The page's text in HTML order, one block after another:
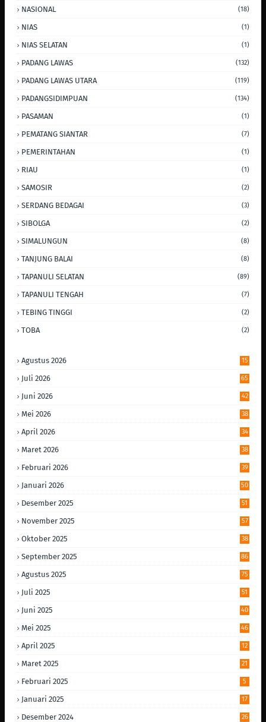
NASIONAL (18)
NIAS (1)
NIAS SELATAN (1)
PADANG LAWAS (132)
PADANG LAWAS UTARA (119)
PADANGSIDIMPUAN (134)
PASAMAN (1)
PEMATANG SIANTAR (7)
PEMERINTAHAN (1)
RIAU (1)
SAMOSIR (2)
SERDANG BEDAGAI (3)
SIBOLGA (2)
SIMALUNGUN (8)
TANJUNG BALAI (8)
TAPANULI SELATAN (89)
TAPANULI TENGAH (7)
TEBING TINGGI (2)
TOBA (2)
Agustus 2026 15
Juli 2026 65
Juni 2026 42
Mei 2026 38
April 2026 34
Maret 2026 38
Februari 2026 39
Januari 2026 50
Desember 2025 51
November 2025 57
Oktober 2025 38
September 2025 86
Agustus 2025 75
Juli 2025 51
Juni 2025 40
Mei 2025 46
April 2025 12
Maret 2025 21
Februari 2025 5
Januari 2025 17
Desember 2024 26